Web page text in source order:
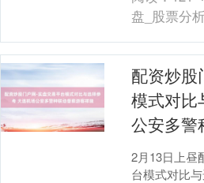
面色乌....
盘_股票分
配资炒股
模式对比
公安多警
2月13日上昼
台模式对比